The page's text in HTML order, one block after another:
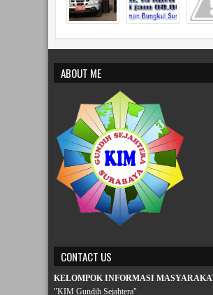
KELOMPOK INFORMASI MASYARAKAT
"KIM Gundih Sejahtera"
Kelurahan GUNDIH, Kecamatan BUBUTAN,